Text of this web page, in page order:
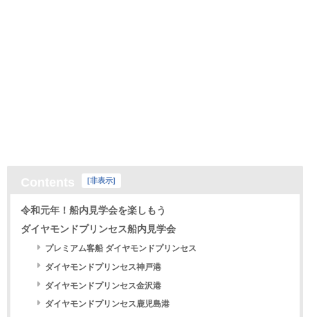
[非表示]
令和元年！船内見学会を楽しもう
ダイヤモンドプリンセス船内見学会
プレミアム客船 ダイヤモンドプリンセス
ダイヤモンドプリンセス神戸港
ダイヤモンドプリンセス金沢港
ダイヤモンドプリンセス鹿児島港